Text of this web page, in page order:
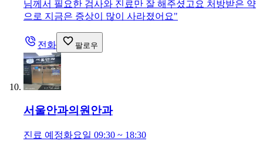
님께서 필요한 검사와 진료만 잘 해주셨고요 처방받은 약
으로 지금은 증상이 많이 사라졌어요"
전화 팔로우
서울안과의원안과
진료 예정화요일 09:30 ~ 18:30